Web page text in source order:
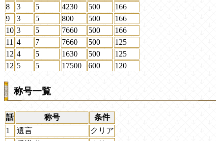
8
3 5 4230 500
166
9
3 5 800 500
166
10 3 5 7660 500
166
11 4 7 7660 500
125
12 4 5 1630 500
125
12 5 5 17500 600 120
称号一覧
話 称号
条件
1
遺言
クリア